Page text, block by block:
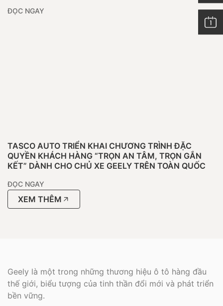
ĐỌC NGAY
TASCO AUTO TRIỂN KHAI CHƯƠNG TRÌNH ĐẶC
QUYỀN KHÁCH HÀNG “TRỌN AN TÂM, TRỌN GẮN
KẾT” DÀNH CHO CHỦ XE GEELY TRÊN TOÀN QUỐC
ĐỌC NGAY
XEM THÊM
Geely là một trong những thương hiệu ô tô hàng đầu
thế giới, biểu tượng của tinh thần đổi mới và phát triển
bền vững.